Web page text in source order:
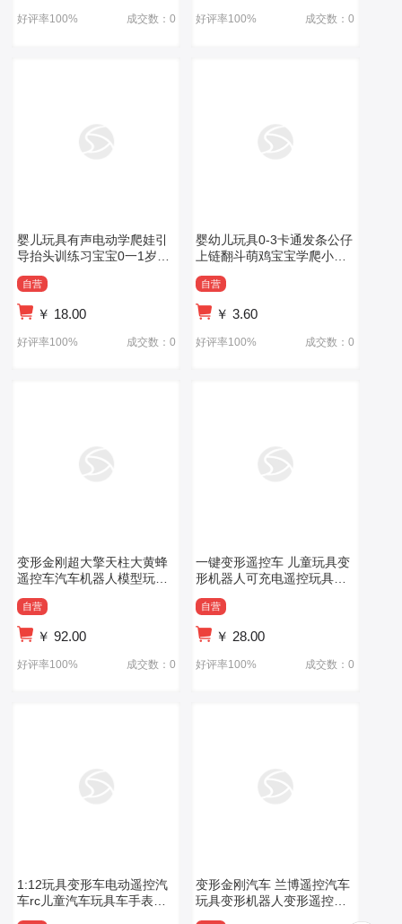
好评率100% 成交数：0 好评率100% 成交数：0
婴儿玩具有声电动学爬娃引
导抬头训练习宝宝0一1岁益
自营
￥ 18.00
好评率100% 成交数：0
婴幼儿玩具0-3卡通发条公仔
上链翻斗萌鸡宝宝学爬小黄
自营
￥3.60
好评率100% 成交数：0
变形金刚超大擎天柱大黄蜂
遥控车汽车机器人模型玩具
自营
￥ 92.00
好评率100% 成交数：0
一键变形遥控车 儿童玩具变
形机器人可充电遥控玩具车
自营
￥ 28.00
好评率100% 成交数：0
1:12玩具变形车电动遥控汽
车rc儿童汽车玩具车手表声
控手势感应遥控车
变形金刚汽车 兰博遥控汽车
玩具变形机器人变形遥控车
遥控车玩具